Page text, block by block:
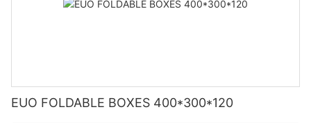
EUO FOLDABLE BOXES 400*300*120